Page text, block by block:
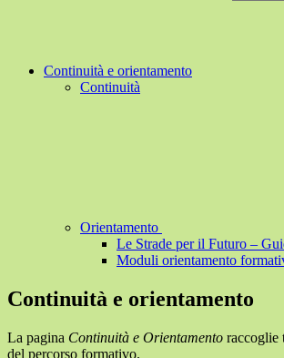
Continuità e orientamento
Continuità
Orientamento
Le Strade per il Futuro –
Moduli orientamento
Continuità e orientamento
La pagina Continuità e Orientamento raccoglie
del percorso formativo.